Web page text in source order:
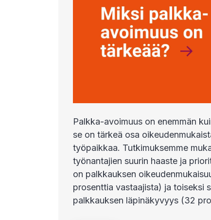
Palkka-avoimuus on enemmän
se on tärkeä osa
työpaikkaa. Tutkimuksemme
työnantajien suurin haaste ja
on palkkauksen
prosenttia vastaajista) ja toiseksi
palkkauksen läpinäkyvyys (32